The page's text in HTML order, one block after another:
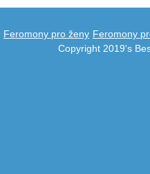
Feromony pro ženy Feromony
Copyright 2019's